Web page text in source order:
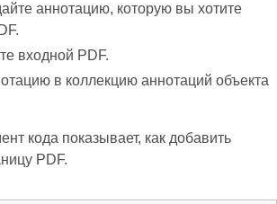
аннотацию, которую вы хотите
входной PDF.
в коллекцию аннотаций объекта
кода показывает, как добавить
PDF.